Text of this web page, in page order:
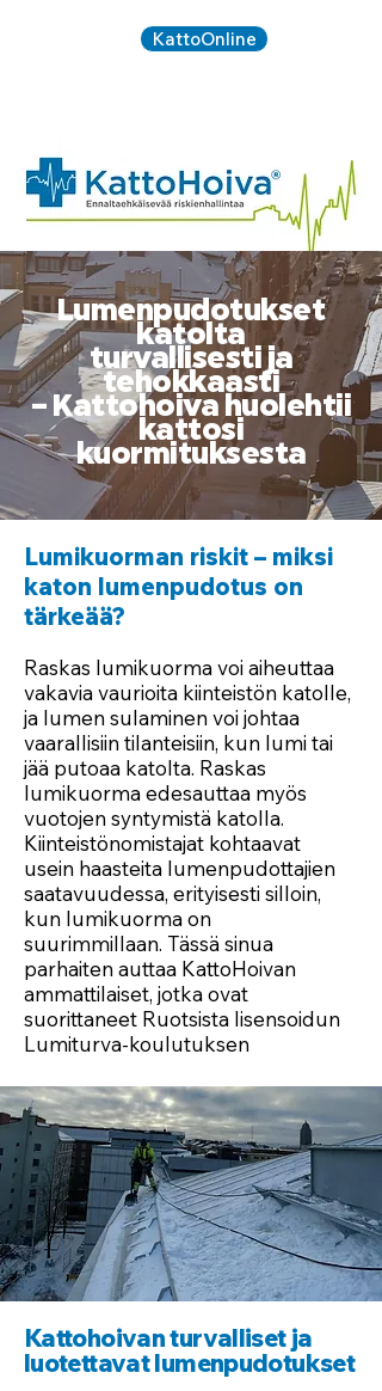
KattoOnline
Lumenpudotukset
katolta
turvallisesti ja
tehokkaasti
– Kattohoiva huolehtii
kattosi
kuormituksesta
Lumikuorman riskit – miksi
katon lumenpudotus on
tärkeää?
Raskas lumikuorma voi aiheuttaa
vakavia vaurioita kiinteistön katolle,
ja lumen sulaminen voi johtaa
vaarallisiin tilanteisiin, kun lumi tai
jää putoaa katolta. Raskas
lumikuorma edesauttaa myös
vuotojen syntymistä katolla.
Kiinteistönomistajat kohtaavat
usein haasteita lumenpudottajien
saatavuudessa, erityisesti silloin,
kun lumikuorma on
suurimmillaan. Tässä sinua
parhaiten auttaa KattoHoivan
ammattilaiset, jotka ovat
suorittaneet Ruotsista lisensoidun
Lumiturva-koulutuksen
Kattohoivan turvalliset ja
luotettavat lumenpudotukset